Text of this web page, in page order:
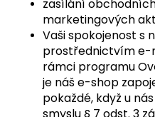
zasílání
marketingových
Vaši spokojenost s
prostřednictvím e-
rámci programu
je náš e-shop
pokaždé, když u
smyslu § 7 odst. 3